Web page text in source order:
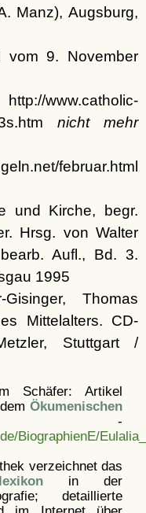
Manz), Augsburg,
vom 9. November
nicht mehr
februar.html
und Kirche, begr.
Hrsg. von Walter
Aufl., Bd. 3.
1995
Thomas
Mittelalters. CD-
Stuttgart /
Schäfer: Artikel
Ökumenischen
BiographienE/
verzeichnet das
in der
detaillierte